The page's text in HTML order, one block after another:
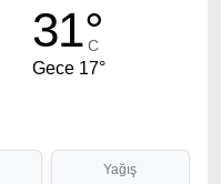
31°
C
Gece 17°
Yağış